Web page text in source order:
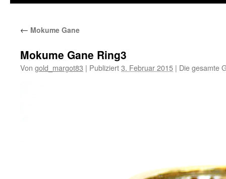
← Mokume Gane
Mokume Gane Ring3
Von gold_margot83 | Publiziert3. Februar 2015 | Die gesamte